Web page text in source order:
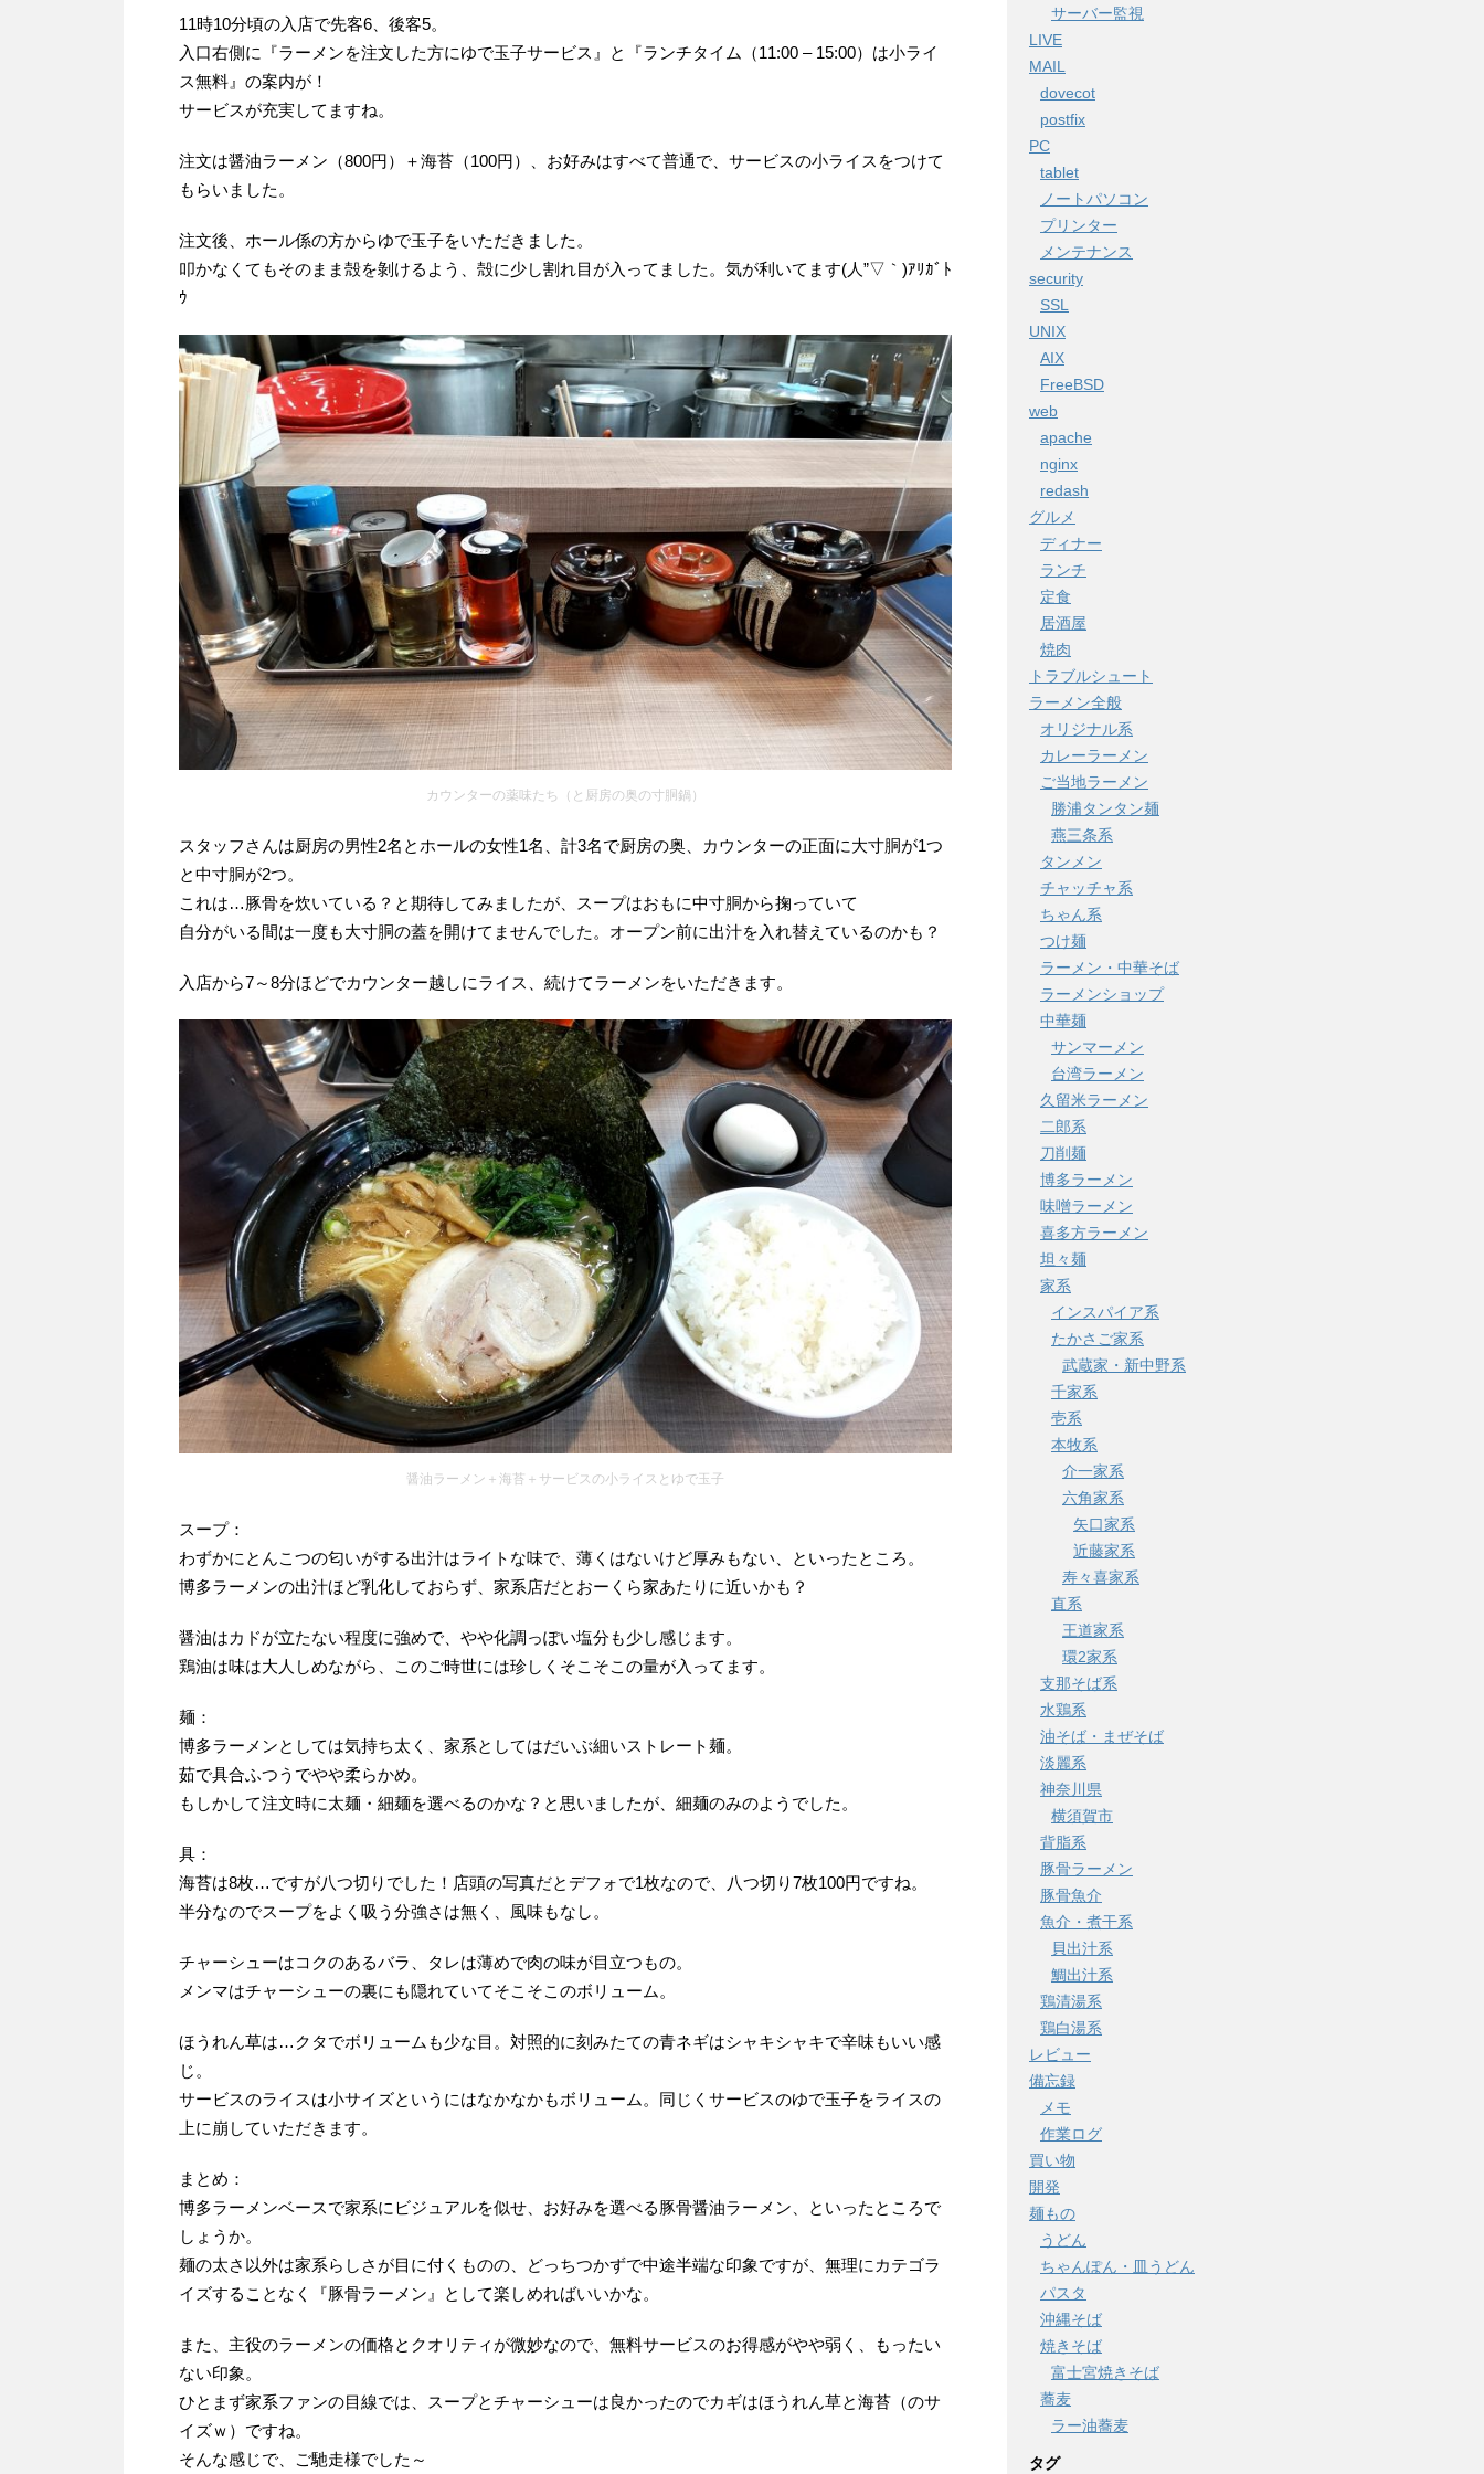
11時10分頃の入店で先客6、後客5。
入口右側に『ラーメンを注文した方にゆで玉子サービス』と『ランチタイム（11:00 – 15:00）は小ライ
ス無料』の案内が！
サービスが充実してますね。
注文は醤油ラーメン（800円）＋海苔（100円）、お好みはすべて普通で、サービスの小ライスをつけて
もらいました。
注文後、ホール係の方からゆで玉子をいただきました。
叩かなくてもそのまま殻を剝けるよう、殻に少し割れ目が入ってました。気が利いてます(人”▽｀)ｱﾘｶﾞﾄ
ｳ
カウンターの薬味たち（と厨房の奥の寸胴鍋）
スタッフさんは厨房の男性2名とホールの女性1名、計3名で厨房の奥、カウンターの正面に大寸胴が1つ
と中寸胴が2つ。
これは…豚骨を炊いている？と期待してみましたが、スープはおもに中寸胴から掬っていて
自分がいる間は一度も大寸胴の蓋を開けてませんでした。オープン前に出汁を入れ替えているのかも？
入店から7～8分ほどでカウンター越しにライス、続けてラーメンをいただきます。
醤油ラーメン＋海苔＋サービスの小ライスとゆで玉子
スープ：
わずかにとんこつの匂いがする出汁はライトな味で、薄くはないけど厚みもない、といったところ。
博多ラーメンの出汁ほど乳化しておらず、家系店だとおーくら家あたりに近いかも？
醤油はカドが立たない程度に強めで、やや化調っぽい塩分も少し感じます。
鶏油は味は大人しめながら、このご時世には珍しくそこそこの量が入ってます。
麺：
博多ラーメンとしては気持ち太く、家系としてはだいぶ細いストレート麺。
茹で具合ふつうでやや柔らかめ。
もしかして注文時に太麺・細麺を選べるのかな？と思いましたが、細麺のみのようでした。
具：
海苔は8枚…ですが八つ切りでした！店頭の写真だとデフォで1枚なので、八つ切り7枚100円ですね。
半分なのでスープをよく吸う分強さは無く、風味もなし。
チャーシューはコクのあるバラ、タレは薄めで肉の味が目立つもの。
メンマはチャーシューの裏にも隠れていてそこそこのボリューム。
ほうれん草は…クタでボリュームも少な目。対照的に刻みたての青ネギはシャキシャキで辛味もいい感
じ。
サービスのライスは小サイズというにはなかなかもボリューム。同じくサービスのゆで玉子をライスの
上に崩していただきます。
まとめ：
博多ラーメンベースで家系にビジュアルを似せ、お好みを選べる豚骨醤油ラーメン、といったところで
しょうか。
麺の太さ以外は家系らしさが目に付くものの、どっちつかずで中途半端な印象ですが、無理にカテゴラ
イズすることなく『豚骨ラーメン』として楽しめればいいかな。
また、主役のラーメンの価格とクオリティが微妙なので、無料サービスのお得感がやや弱く、もったい
ない印象。
ひとまず家系ファンの目線では、スープとチャーシューは良かったのでカギはほうれん草と海苔（のサ
イズｗ）ですね。
そんな感じで、ご馳走様でした～
サーバー監視
LIVE
MAIL
dovecot
postfix
PC
tablet
ノートパソコン
プリンター
メンテナンス
security
SSL
UNIX
AIX
FreeBSD
web
apache
nginx
redash
グルメ
ディナー
ランチ
定食
居酒屋
焼肉
トラブルシュート
ラーメン全般
オリジナル系
カレーラーメン
ご当地ラーメン
勝浦タンタン麺
燕三条系
タンメン
チャッチャ系
ちゃん系
つけ麺
ラーメン・中華そば
ラーメンショップ
中華麺
サンマーメン
台湾ラーメン
久留米ラーメン
二郎系
刀削麺
博多ラーメン
味噌ラーメン
喜多方ラーメン
坦々麺
家系
インスパイア系
たかさご家系
武蔵家・新中野系
千家系
壱系
本牧系
介一家系
六角家系
矢口家系
近藤家系
寿々喜家系
直系
王道家系
環2家系
支那そば系
水鶏系
油そば・まぜそば
淡麗系
神奈川県
横須賀市
背脂系
豚骨ラーメン
豚骨魚介
魚介・煮干系
貝出汁系
鯛出汁系
鶏清湯系
鶏白湯系
レビュー
備忘録
メモ
作業ログ
買い物
開発
麺もの
うどん
ちゃんぽん・皿うどん
パスタ
沖縄そば
焼きそば
富士宮焼きそば
蕎麦
ラー油蕎麦
タグ